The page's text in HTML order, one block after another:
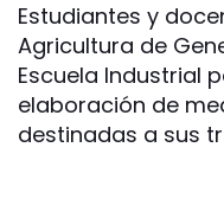
Estudiantes y
Agricultura de
Escuela Industrial
elaboración de
destinadas a sus